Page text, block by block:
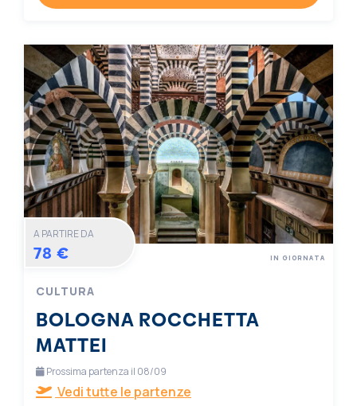
A PARTIRE DA
78 €
CULTURA
BOLOGNA ROCCHETTA
MATTEI
IN GIORNATA
Prossima partenza il 08/09
Vedi tutte le partenze